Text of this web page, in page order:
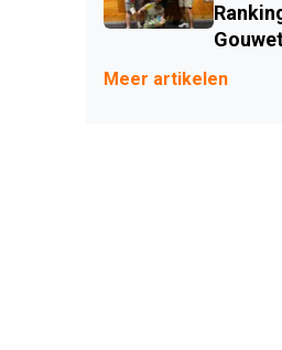
Meer artikelen